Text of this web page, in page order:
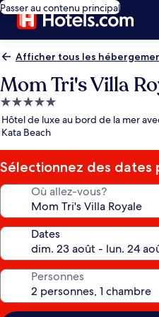
Passer au contenu principal
Afficher tous les
Mom Tri's Villa
Hébergement
5.0 étoiles
Hôtel de luxe au bord de la mer
Kata Beach
Sélectionnez des dates
Où allez-vous?
Dates
Personnes